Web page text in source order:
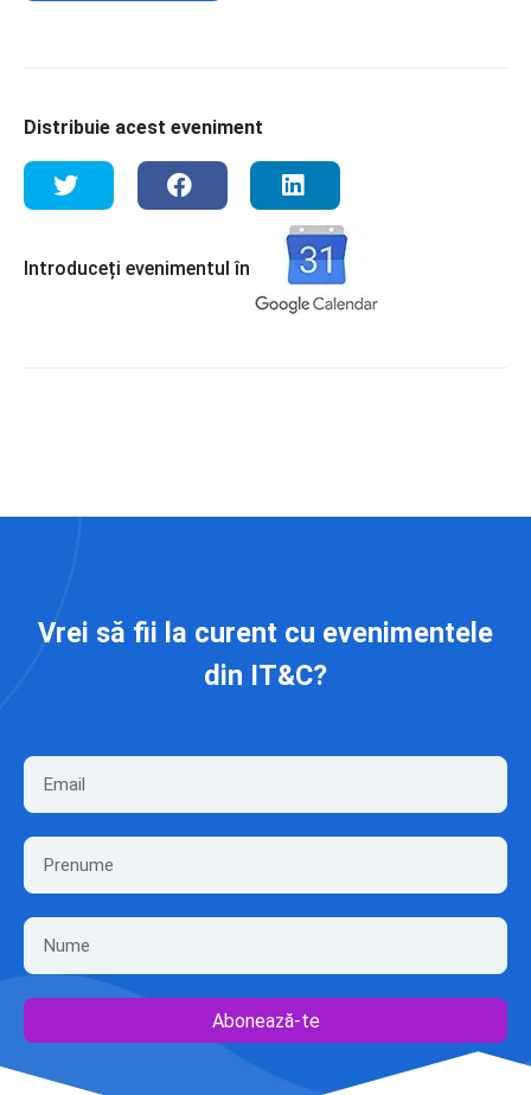
Distribuie acest eveniment
Introduceți evenimentul în
Vrei să fii la curent cu evenimentele
din IT&C?
Abonează-te